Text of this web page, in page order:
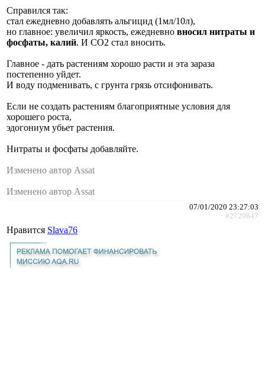
Справился так:
стал ежедневно добавлять альгицид (1мл/10л),
но главное: увеличил яркость, ежедневно вносил нитраты и
фосфаты, калий. И СО2 стал вносить.
Главное - дать растениям хорошо расти и эта зараза
постепенно уйдет.
И воду подменивать, с грунта грязь отсифонивать.
Если не создать растениям благоприятные условия для
хорошего роста,
эдогониум убьет растения.
Нитраты и фосфаты добавляйте.
Изменено автор Assat
Изменено автор Assat
07/01/2020 23:27:03
#2729847
Нравится Slava76